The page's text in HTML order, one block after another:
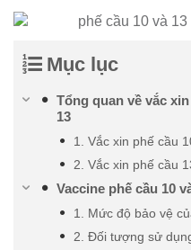
Mục lục
Tổng quan về vắc
13
1. Vắc xin phế cầu
2. Vắc xin phế cầu
Vaccine phế cầu 10
1. Mức độ bảo vệ
2. Đối tượng sử